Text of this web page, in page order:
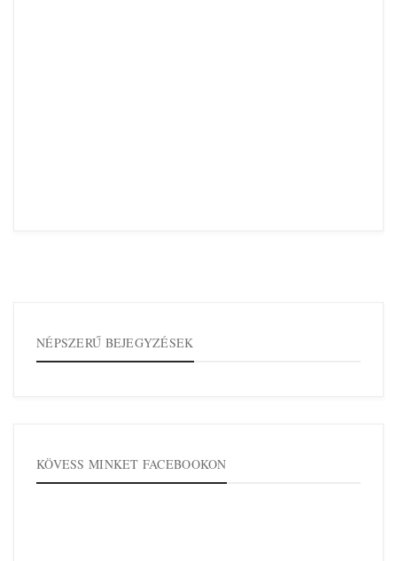
NÉPSZERŰ BEJEGYZÉSEK
KÖVESS MINKET FACEBOOKON